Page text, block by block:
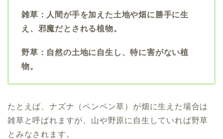
雑草：人間が手を加えた土地や畑に勝手に生
え、邪魔だとされる植物。
野草：自然の土地に自生し、特に害がない植
物。
たとえば、ナズナ（ペンペン草）が畑に生えた場合は
雑草と呼ばれますが、山や野原に自生していれば野草
とみなされます。